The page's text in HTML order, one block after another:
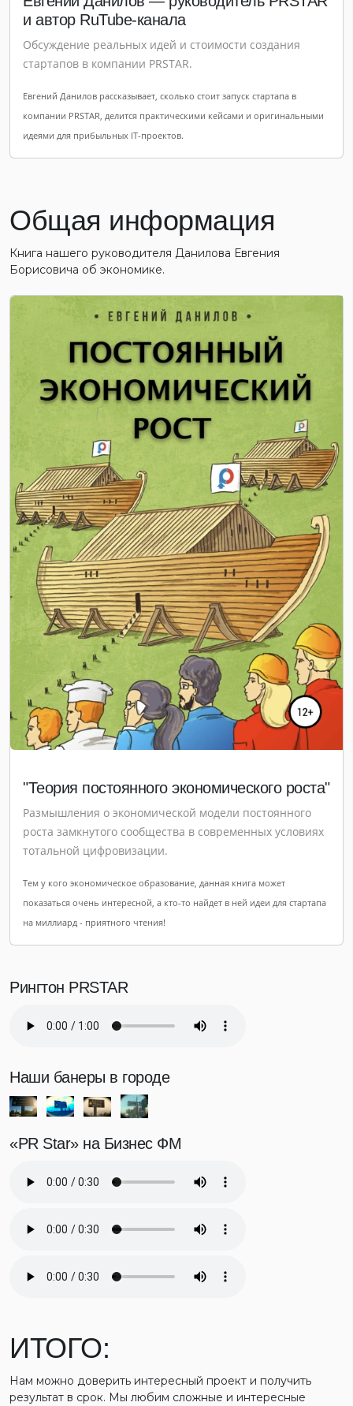
и автор RuTube-канала
Обсуждение реальных идей и стоимости создания
стартапов в компании PRSTAR.
Евгений Данилов рассказывает, сколько стоит запуск стартапа в
компании PRSTAR, делится практическими кейсами и оригинальными
идеями для прибыльных IT-проектов.
Общая информация
Книга нашего руководителя Данилова Евгения
Борисовича об экономике.
"Теория постоянного экономического роста"
Размышления о экономической модели постоянного
роста замкнутого сообщества в современных условиях
тотальной цифровизации.
Тем у кого экономическое образование, данная книга может
показаться очень интересной, а кто-то найдет в ней идеи для стартапа
на миллиард - приятного чтения!
Рингтон PRSTAR
Наши банеры в городе
«PR Star» на Бизнес ФМ
ИТОГО:
Нам можно доверить интересный проект и получить
результат в срок. Мы любим сложные и интересные